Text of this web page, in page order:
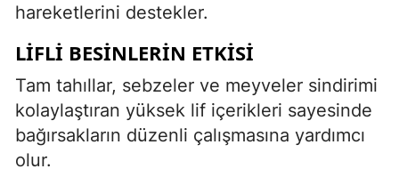
hareketlerini destekler.
LIFLI BESINLERIN ETKISI
Tam tahıllar, sebzeler ve meyveler sindirimi
kolaylaştıran yüksek lif içerikleri sayesinde
bağırsakların düzenli çalışmasına yardımcı
olur.